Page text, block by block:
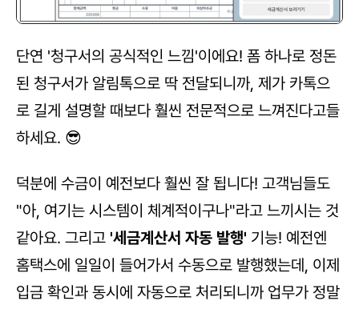
단연 '청구서의 공식적인 느낌'이에요! 폼 하나로 정돈
된 청구서가 알림톡으로 딱 전달되니까, 제가 카톡으
로 길게 설명할 때보다 훨씬 전문적으로 느껴진다고들
하세요. 😎
덕분에 수금이 예전보다 훨씬 잘 됩니다! 고객님들도
"아, 여기는 시스템이 체계적이구나"라고 느끼시는 것
같아요. 그리고 '세금계산서 자동 발행' 기능! 예전엔
홈택스에 일일이 들어가서 수동으로 발행했는데, 이제
입금 확인과 동시에 자동으로 처리되니까 업무가 정말